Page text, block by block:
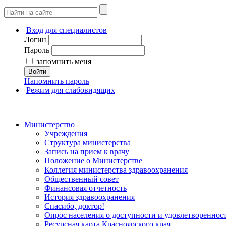
Вход для специалистов
Логин
Пароль
запомнить меня
Войти
Напомнить пароль
Режим для слабовидящих
Министерство
Учреждения
Структура министерства
Запись на прием к врачу
Положение о Министерстве
Коллегия министерства здравоохранения
Общественный совет
Финансовая отчетность
История здравоохранения
Спасибо, доктор!
Опрос населения о доступности и
Ресурсная карта Красноярского края